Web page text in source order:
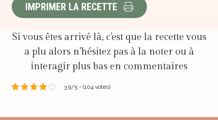
IMPRIMER LA RECETTE
Si vous êtes arrivé là, c’est que la recette vous
a plu alors n’hésitez pas à la noter ou à
interagir plus bas en commentaires
3.9/5 - (104 votes)